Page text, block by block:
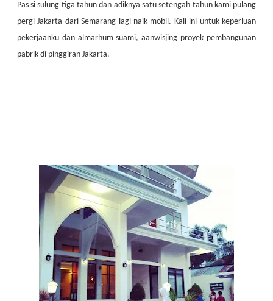
Pas si sulung tiga tahun dan adiknya satu setengah tahun kami pulang
pergi Jakarta dari Semarang lagi naik mobil. Kali ini untuk keperluan
pekerjaanku dan almarhum suami, aanwisjing proyek pembangunan
pabrik di pinggiran Jakarta.